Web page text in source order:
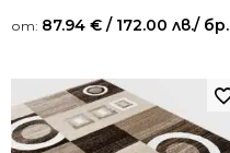
от: 87.94 € / 172.00 лв./ бр.